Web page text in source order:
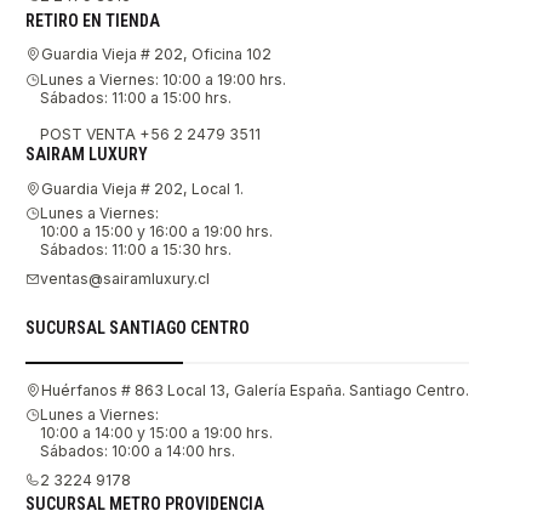
RETIRO EN TIENDA
Guardia Vieja # 202, Oficina 102
Lunes a Viernes: 10:00 a 19:00 hrs.
Sábados: 11:00 a 15:00 hrs.
POST VENTA +56 2 2479 3511
SAIRAM LUXURY
Guardia Vieja # 202, Local 1.
Lunes a Viernes:
10:00 a 15:00 y 16:00 a 19:00 hrs.
Sábados: 11:00 a 15:30 hrs.
ventas@sairamluxury.cl
SUCURSAL SANTIAGO CENTRO
Huérfanos # 863 Local 13, Galería España. Santiago Centro.
Lunes a Viernes:
10:00 a 14:00 y 15:00 a 19:00 hrs.
Sábados: 10:00 a 14:00 hrs.
2 3224 9178
SUCURSAL METRO PROVIDENCIA